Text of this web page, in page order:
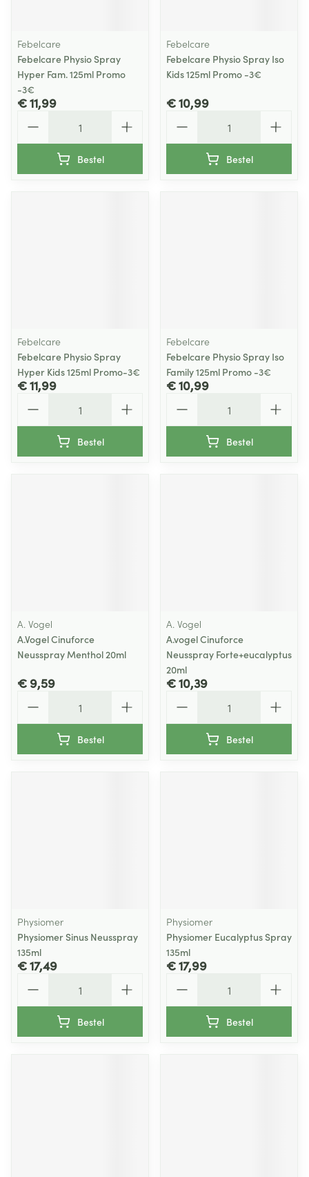
Febelcare
Febelcare Physio Spray
Hyper Fam. 125ml Promo
-3€
€ 11,99
Bestel
Febelcare
Febelcare Physio Spray Iso
Kids 125ml Promo -3€
€ 10,99
Bestel
Febelcare
Febelcare Physio Spray
Hyper Kids 125ml Promo-3€
€ 11,99
Bestel
Febelcare
Febelcare Physio Spray Iso
Family 125ml Promo -3€
€ 10,99
Bestel
A. Vogel
A.Vogel Cinuforce
Neusspray Menthol 20ml
€ 9,59
Bestel
A. Vogel
A.vogel Cinuforce
Neusspray Forte+eucalyptus
20ml
€ 10,39
Bestel
Physiomer
Physiomer Sinus Neusspray
135ml
€ 17,49
Bestel
Physiomer
Physiomer Eucalyptus Spray
135ml
€ 17,99
Bestel